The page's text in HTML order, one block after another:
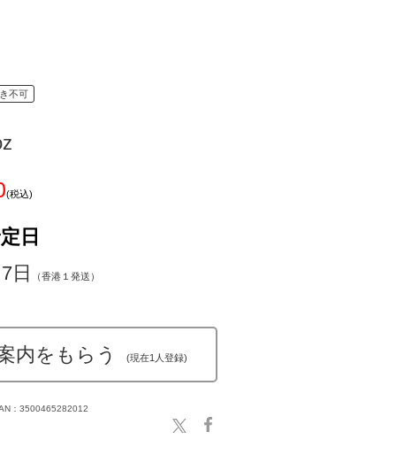
不可
(税込)
日
日
（香港１発送）
内をもらう (現在1人登録)
：3500465282012